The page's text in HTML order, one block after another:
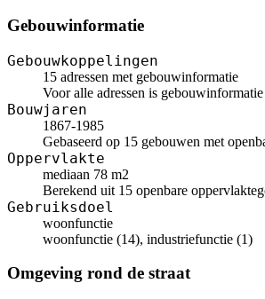
Gebouwinformatie
Gebouwkoppelingen
15 adressen met gebouwinformatie
Voor alle adressen is
Bouwjaren
1867-1985
Gebaseerd op 15 gebouwen met
Oppervlakte
mediaan 78 m2
Berekend uit 15 openbare
Gebruiksdoel
woonfunctie
woonfunctie (14), industriefunctie (1)
Omgeving rond de straat